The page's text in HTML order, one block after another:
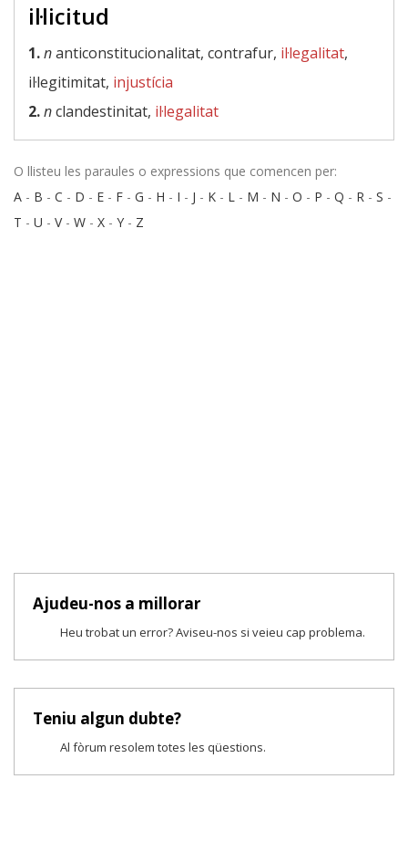
il·licitud
1.nanticonstitucionalitat, contrafur, il·legalitat,
il·legitimitat, injustícia
2.nclandestinitat, il·legalitat
O llisteu les paraules o expressions que comencen per:
A - B - C - D - E - F - G - H - I - J - K - L - M - N - O - P - Q - R - S -
T - U - V- W - X - Y - Z
Ajudeu-nos a millorar
Heu trobat un error? Aviseu-nos si veieu cap problema.
Teniu algun dubte?
Al fòrum resolem totes les qüestions.